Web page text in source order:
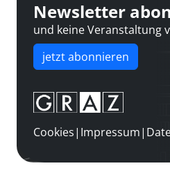
Newsletter
und keine Veranstaltung
jetzt abonnieren
Cookies| Impressum|